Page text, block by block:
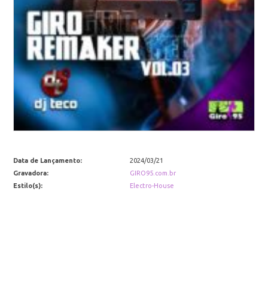
Data de Lançamento:
2024/03/21
Gravadora:
GIRO95.com.br
Estilo(s):
Electro-House